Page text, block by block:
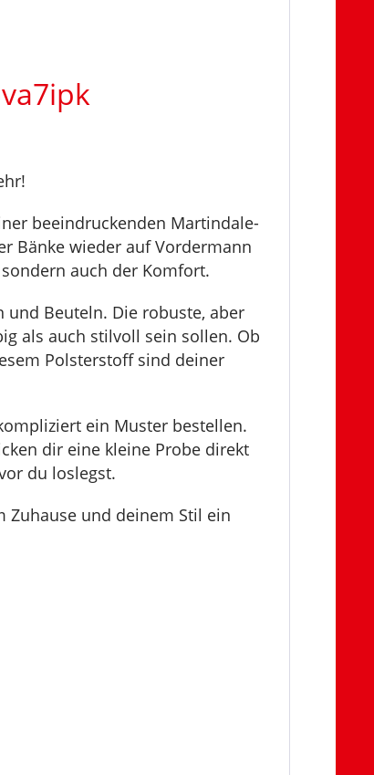
beeindruckenden Martindale-
Bänke wieder auf Vordermann
auch der Komfort.
und Beuteln. Die robuste, aber
als auch stilvoll sein sollen. Ob
Polsterstoff sind deiner
ein Muster bestellen.
dir eine kleine Probe direkt
du loslegst.
Zuhause und deinem Stil ein